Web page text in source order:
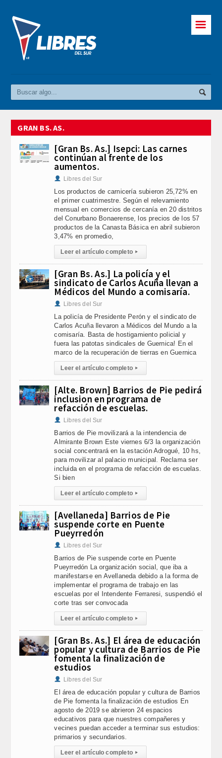
☰
GRAN BS. AS.
[Gran Bs. As.] Isepci: Las carnes
continúan al frente de los
aumentos.
Libres del Sur
Los productos de carnicería subieron 25,72% en
el primer cuatrimestre. Según el relevamiento
mensual en comercios de cercanía en 20 distritos
del Conurbano Bonaerense, los precios de los 57
productos de la Canasta Básica en abril subieron
3,47% en promedio,
Leer el artículo completo ▸
[Gran Bs. As.] La policía y el
sindicato de Carlos Acuña llevan a
Médicos del Mundo a comisaría.
Libres del Sur
La policía de Presidente Perón y el sindicato de
Carlos Acuña llevaron a Médicos del Mundo a la
comisaría. Basta de hostigamiento policial y
fuera las patotas sindicales de Guernica! En el
marco de la recuperación de tierras en Guernica
Leer el artículo completo ▸
[Alte. Brown] Barrios de Pie pedirá
inclusion en programa de
refacción de escuelas.
Libres del Sur
Barrios de Pie movilizará a la intendencia de
Almirante Brown Este viernes 6/3 la organización
social concentrará en la estación Adrogué, 10 hs,
para movilizar al palacio municipal. Reclama ser
incluida en el programa de refacción de escuelas.
Si bien
Leer el artículo completo ▸
[Avellaneda] Barrios de Pie
suspende corte en Puente
Pueyrredón
Libres del Sur
Barrios de Pie suspende corte en Puente
Pueyrredón La organización social, que iba a
manifestarse en Avellaneda debido a la forma de
implementar el programa de trabajo en las
escuelas por el Intendente Ferraresi, suspendió el
corte tras ser convocada
Leer el artículo completo ▸
[Gran Bs. As.] El área de educación
popular y cultura de Barrios de Pie
fomenta la finalización de
estudios
Libres del Sur
El área de educación popular y cultura de Barrios
de Pie fomenta la finalización de estudios En
agosto de 2019 se abrieron 24 espacios
educativos para que nuestres compañeres y
vecines puedan acceder a terminar sus estudios:
primarios y secundarios.
Leer el artículo completo ▸